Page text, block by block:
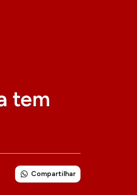
tem
Compartilhar